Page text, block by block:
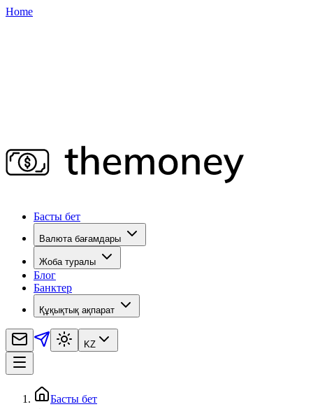
Home
Басты бет
Валюта бағамдары
Жоба туралы
Блог
Банктер
Құқықтық ақпарат
KZ
Басты бет